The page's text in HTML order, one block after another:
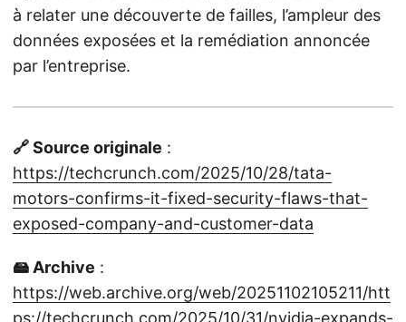
à relater une découverte de failles, l’ampleur des
données exposées et la remédiation annoncée
par l’entreprise.
🔗 Source originale :
https://techcrunch.com/2025/10/28/tata-
motors-confirms-it-fixed-security-flaws-that-
exposed-company-and-customer-data
🖴 Archive :
https://web.archive.org/web/20251102105211/htt
ps://techcrunch.com/2025/10/31/nvidia-expands-